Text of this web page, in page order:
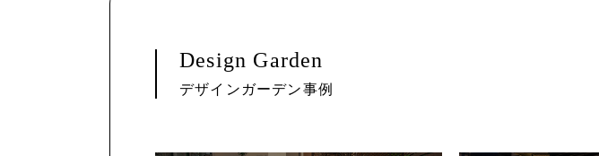
Design Garden
デザインガーデン事例